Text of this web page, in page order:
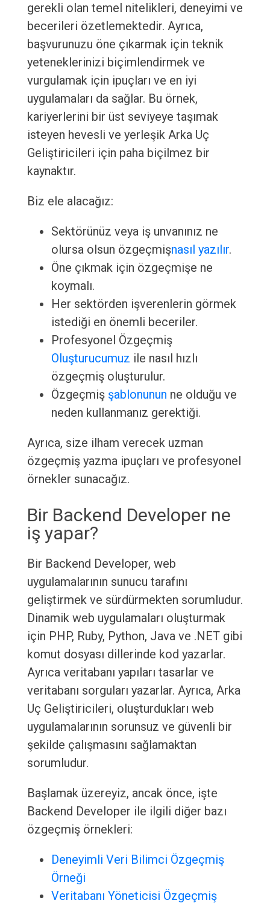
gerekli olan temel nitelikleri, deneyimi ve
becerileri özetlemektedir. Ayrıca,
başvurunuzu öne çıkarmak için teknik
yeteneklerinizi biçimlendirmek ve
vurgulamak için ipuçları ve en iyi
uygulamaları da sağlar. Bu örnek,
kariyerlerini bir üst seviyeye taşımak
isteyen hevesli ve yerleşik Arka Uç
Geliştiricileri için paha biçilmez bir
kaynaktır.
Biz ele alacağız:
Sektörünüz veya iş unvanınız ne
olursa olsun özgeçmişnasıl yazılır.
Öne çıkmak için özgeçmişe ne
koymalı.
Her sektörden işverenlerin görmek
istediği en önemli beceriler.
Profesyonel Özgeçmiş
Oluşturucumuz ile nasıl hızlı
özgeçmiş oluşturulur.
Özgeçmiş şablonunun ne olduğu ve
neden kullanmanız gerektiği.
Ayrıca, size ilham verecek uzman
özgeçmiş yazma ipuçları ve profesyonel
örnekler sunacağız.
Bir Backend Developer ne
iş yapar?
Bir Backend Developer, web
uygulamalarının sunucu tarafını
geliştirmek ve sürdürmekten sorumludur.
Dinamik web uygulamaları oluşturmak
için PHP, Ruby, Python, Java ve .NET gibi
komut dosyası dillerinde kod yazarlar.
Ayrıca veritabanı yapıları tasarlar ve
veritabanı sorguları yazarlar. Ayrıca, Arka
Uç Geliştiricileri, oluşturdukları web
uygulamalarının sorunsuz ve güvenli bir
şekilde çalışmasını sağlamaktan
sorumludur.
Başlamak üzereyiz, ancak önce, işte
Backend Developer ile ilgili diğer bazı
özgeçmiş örnekleri:
Deneyimli Veri Bilimci Özgeçmiş
Örneği
Veritabanı Yöneticisi Özgeçmiş